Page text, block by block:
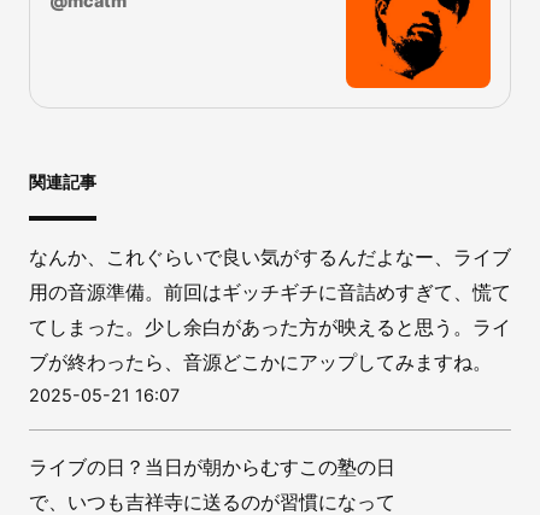
関連記事
なんか、これぐらいで良い気がするんだよなー、ライブ
用の音源準備。前回はギッチギチに音詰めすぎて、慌て
てしまった。少し余白があった方が映えると思う。ライ
ブが終わったら、音源どこかにアップしてみますね。
2025-05-21 16:07
ライブの日？当日が朝からむすこの塾の日
で、いつも吉祥寺に送るのが習慣になって